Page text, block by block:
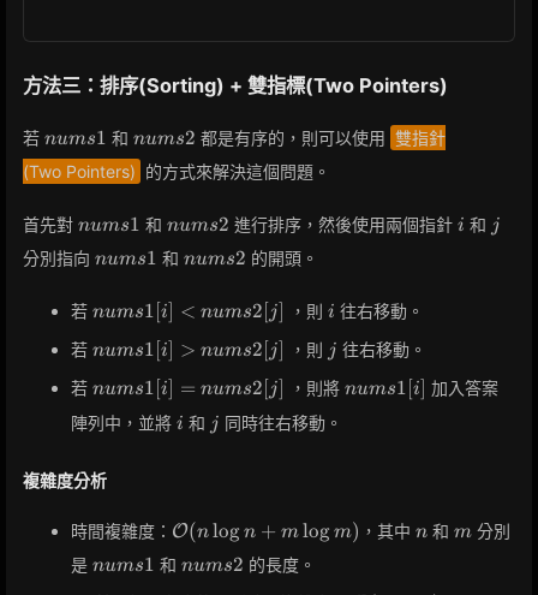
方法三：排序(Sorting) + 雙指標(Two Pointers)
若 nums1
nums1 和 nums2
nums2 都是有序的，則可以使用 雙指針
(Two Pointers) 的方式來解決這個問題。
首先對 nums1
nums1 和 nums2
nums2 進行排序，然後使用兩個指針 i
i 和 jj
分別指向 nums1
nums1 和 nums2
nums2 的開頭。
若 nums1[i]
nums2[j]
nums1 i < nums2 j ，則i
i 往右移動。
若 nums1[i]
nums2[j]
nums1 i > nums2 j ，則 jj 往右移動。
若 nums1[i]
nums2[j]
nums1 i = nums2 j ，則將nums1[i]
nums1 [i
加入答案
陣列中，並將 i
i 和 jj 同時往右移動。
複雜度分析
時間複雜度： \mathcal{O}
(n \log n + m
\log m)
O(n log n + mlog m) ，其中 n
n和 m
m分別
是 nums1
nums1 和 nums2
nums2 的長度。